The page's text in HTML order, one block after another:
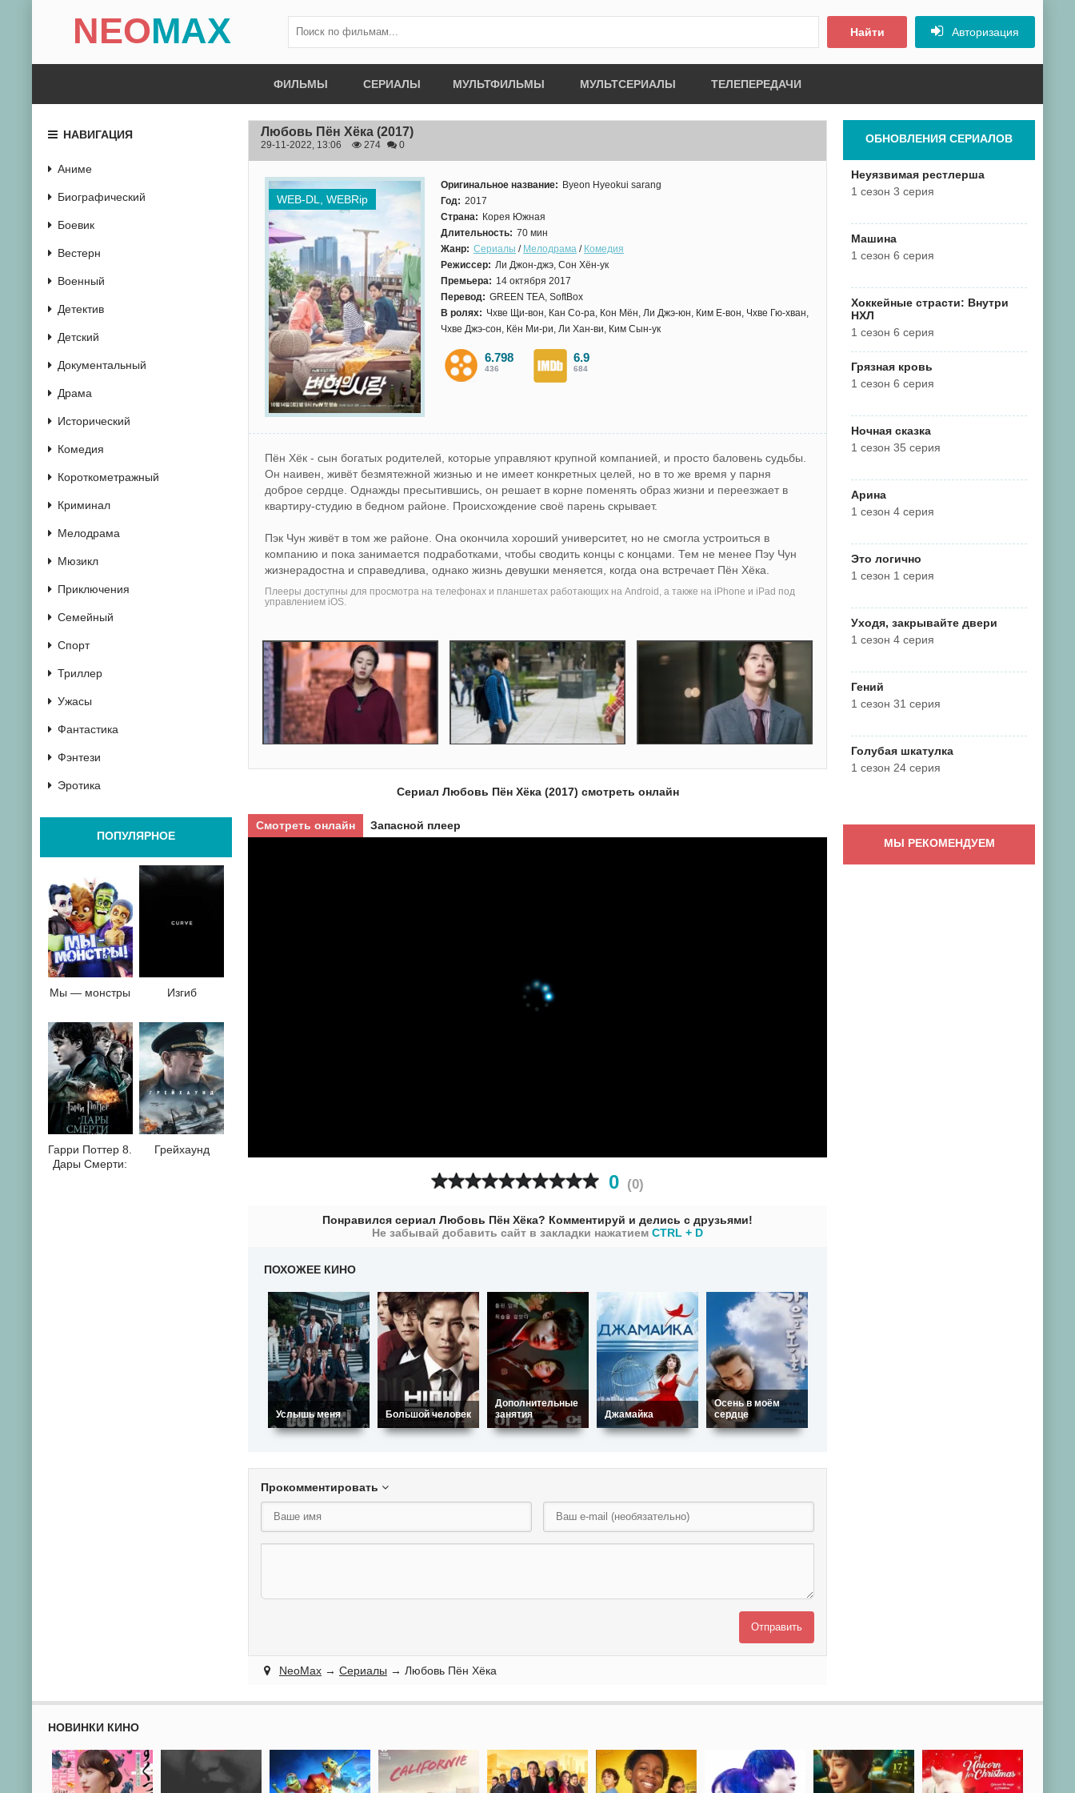
NEOMAX Найти Авторизация
ФИЛЬМЫ СЕРИАЛЫ МУЛЬТФИЛЬМЫ МУЛЬТСЕРИАЛЫ ТЕЛЕПЕРЕДАЧИ
Любовь Пён Хёка (2017)
29-11-2022, 13:06 274 0
WEB-DL, WEBRip
Оригинальное название: Byeon Hyeokui sarang
Год: 2017
Страна: Корея Южная
Длительность: 70 мин
Жанр: Сериалы / Мелодрама / Комедия
Режиссер: Ли Джон-джэ, Сон Хён-ук
Премьера: 14 октября 2017
Перевод: GREEN TEA, SoftBox
В ролях: Чхве Щи-вон, Кан Со-ра, Кон Мён, Ли Джэ-юн, Ким Е-вон, Чхве Гю-хван,
Чхве Джэ-сон, Кён Ми-ри, Ли Хан-ви, Ким Сын-ук
6.798
436
6.9
684
Пён Хёк - сын богатых родителей, которые управляют крупной компанией, и просто баловень судьбы.
Он наивен, живёт безмятежной жизнью и не имеет конкретных целей, но в то же время у парня
доброе сердце. Однажды пресытившись, он решает в корне поменять образ жизни и переезжает в
квартиру-студию в бедном районе. Происхождение своё парень скрывает.
Пэк Чун живёт в том же районе. Она окончила хороший университет, но не смогла устроиться в
компанию и пока занимается подработками, чтобы сводить концы с концами. Тем не менее Пэу Чун
жизнерадостна и справедлива, однако жизнь девушки меняется, когда она встречает Пён Хёка.
Плееры доступны для просмотра на телефонах и планшетах работающих на Android, а также на iPhone и iPad под
управлением iOS.
Сериал Любовь Пён Хёка (2017) смотреть онлайн
Смотреть онлайн Запасной плеер
0 (0)
Понравился сериал Любовь Пён Хёка? Комментируй и делись с друзьями!
Не забывай добавить сайт в закладки нажатием CTRL + D
ПОХОЖЕЕ КИНО
Услышь меня Большой человек
Дополнительные
занятия
Джамайка
Осень в моём
сердце
Прокомментировать
Отправить
NeoMax → Сериалы → Любовь Пён Хёка
НАВИГАЦИЯ
Аниме
Биографический
Боевик
Вестерн
Военный
Детектив
Детский
Документальный
Драма
Исторический
Комедия
Короткометражный
Криминал
Мелодрама
Мюзикл
Приключения
Семейный
Спорт
Триллер
Ужасы
Фантастика
Фэнтези
Эротика
ПОПУЛЯРНОЕ
Мы — монстры Изгиб
Гарри Поттер 8.
Дары Смерти:
Грейхаунд
ОБНОВЛЕНИЯ СЕРИАЛОВ
Неуязвимая рестлерша
1 сезон 3 серия
Машина
1 сезон 6 серия
Хоккейные страсти: Внутри
НХЛ
1 сезон 6 серия
Грязная кровь
1 сезон 6 серия
Ночная сказка
1 сезон 35 серия
Арина
1 сезон 4 серия
Это логично
1 сезон 1 серия
Уходя, закрывайте двери
1 сезон 4 серия
Гений
1 сезон 31 серия
Голубая шкатулка
1 сезон 24 серия
МЫ РЕКОМЕНДУЕМ
НОВИНКИ КИНО